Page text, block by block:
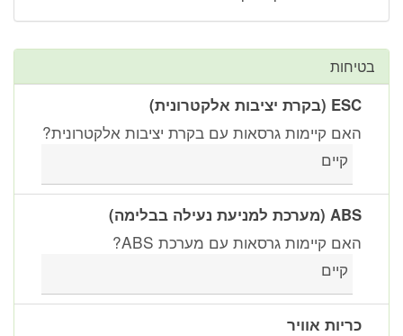
בטיחות
ESC (בקרת יציבות אלקטרונית)
האם קיימות גרסאות עם בקרת יציבות אלקטרונית?
קיים
ABS (מערכת למניעת נעילה בבלימה)
האם קיימות גרסאות עם מערכת ABS?
קיים
כריות אוויר